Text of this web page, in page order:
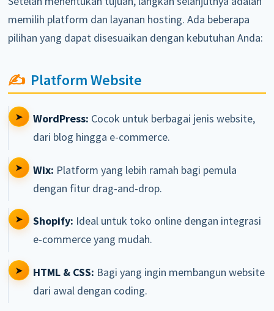
memilih platform dan layanan hosting. Ada beberapa
pilihan yang dapat disesuaikan dengan kebutuhan Anda:
Platform Website
WordPress: Cocok untuk berbagai jenis website,
dari blog hingga e-commerce.
Wix: Platform yang lebih ramah bagi pemula
dengan fitur drag-and-drop.
Shopify: Ideal untuk toko online dengan integrasi
e-commerce yang mudah.
HTML & CSS: Bagi yang ingin membangun website
dari awal dengan coding.